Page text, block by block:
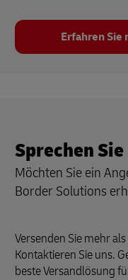
Erfahren Sie
Sprechen
Möchten Sie ein
Border Solutions
Versenden Sie mehr
Kontaktieren Sie uns.
beste Versandlösung